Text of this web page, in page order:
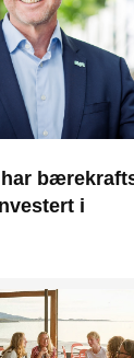
i